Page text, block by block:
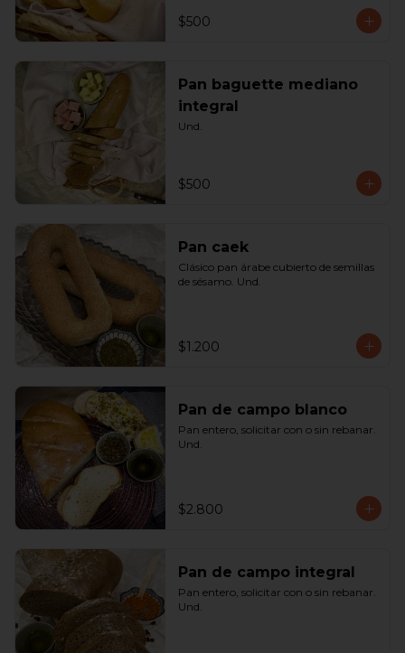
$500
Pan baguette mediano
integral
Und.
$500
Pan caek
Clásico pan árabe cubierto de semillas
de sésamo. Und.
$1.200
Pan de campo blanco
Pan entero, solicitar con o sin rebanar.
Und.
$2.800
Pan de campo integral
Pan entero, solicitar con o sin rebanar.
Und.